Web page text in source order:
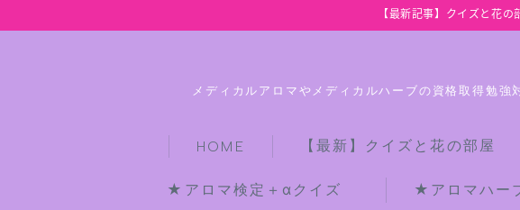
【最新記事】クイズと花
メディカルアロマやメディカルハーブの資格取得勉
HOME 【最新】クイズと花の部屋
★アロマ検定＋αクイズ ★アロマハー